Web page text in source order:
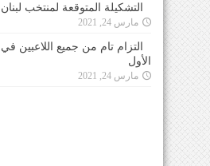
التشكيلة المتوقعة لمنتخب
مارس 24, 2021
التزام تام من جميع اللاعبين
الأول
مارس 24, 2021